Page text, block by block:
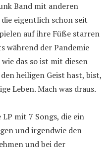
Band mit anderen
eigentlich schon seit
auf ihre Füße starren
während der Pandemie
das so ist mit diesen
heiligen Geist hast, bist,
Leben. Mach was draus.
mit 7 Songs, die ein
und irgendwie den
und bei der